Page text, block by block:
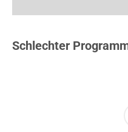
Schlechter